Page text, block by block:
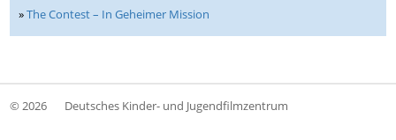
»The Contest – In Geheimer Mission
© 2026 Deutsches Kinder- und Jugendfilmzentrum